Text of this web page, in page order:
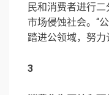
民和消费者进行
市场侵蚀社会。“
踏进公领域，努力
3